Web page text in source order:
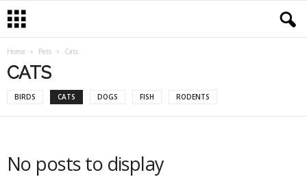
Home Pets Cats
CATS
BIRDS CATS DOGS FISH RODENTS
No posts to display